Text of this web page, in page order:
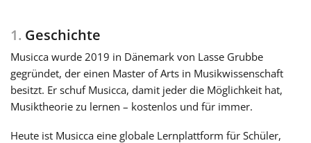
हिन्दी
Italiano
1. Geschichte
Musicca wurde 2019 in Dänemark von Lasse Grubbe
gegründet, der einen Master of Arts in Musikwissenschaft
besitzt. Er schuf Musicca, damit jeder die Möglichkeit hat,
Musiktheorie zu lernen – kostenlos und für immer.
Heute ist Musicca eine globale Lernplattform für Schüler,